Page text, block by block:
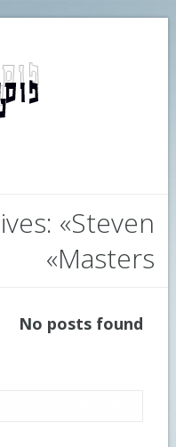
«Steven
Masters»
No posts found